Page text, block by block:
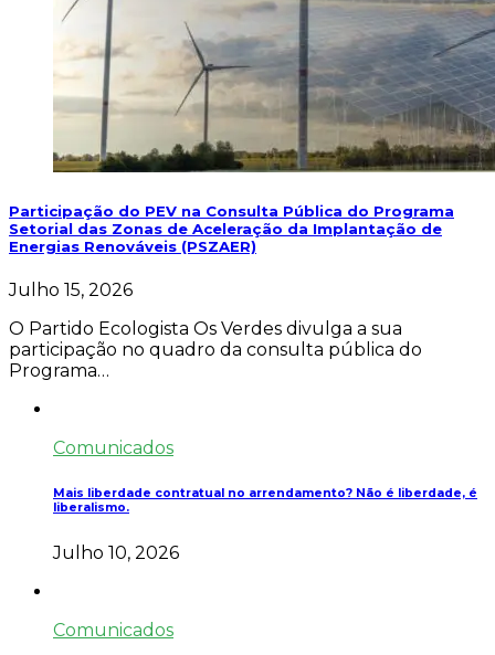
Participação do PEV na Consulta Pública do Programa
Setorial das Zonas de Aceleração da Implantação de
Energias Renováveis (PSZAER)
Julho 15, 2026
O Partido Ecologista Os Verdes divulga a sua
participação no quadro da consulta pública do
Programa…
Comunicados
Mais liberdade contratual no arrendamento? Não é liberdade, é
liberalismo.
Julho 10, 2026
Comunicados